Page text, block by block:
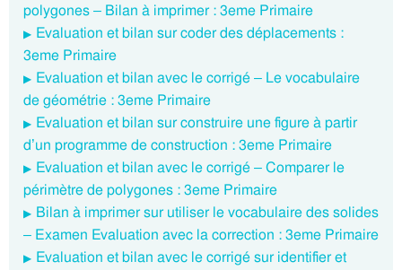
polygones – Bilan à imprimer : 3eme Primaire
Evaluation et bilan sur coder des déplacements :
3eme Primaire
Evaluation et bilan avec le corrigé – Le vocabulaire
de géométrie : 3eme Primaire
Evaluation et bilan sur construire une figure à partir
d’un programme de construction : 3eme Primaire
Evaluation et bilan avec le corrigé – Comparer le
périmètre de polygones : 3eme Primaire
Bilan à imprimer sur utiliser le vocabulaire des solides
– Examen Evaluation avec la correction : 3eme Primaire
Evaluation et bilan avec le corrigé sur identifier et